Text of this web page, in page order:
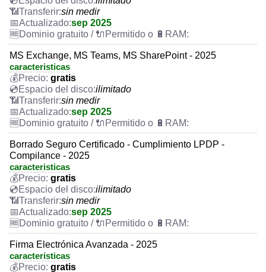
sin medir
sep 2025
MS Exchange, MS Teams, MS SharePoint - 2025
caracteristicas
gratis
ilimitado
sin medir
sep 2025
Borrado Seguro Certificado - Cumplimiento LPDP -
Compilance - 2025
caracteristicas
gratis
ilimitado
sin medir
sep 2025
Firma Electrónica Avanzada - 2025
caracteristicas
gratis